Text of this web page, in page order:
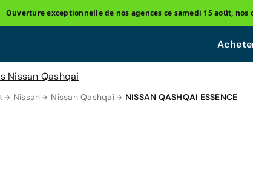
Ouverture exceptionnelle de nos agences ce samedi 15 août,
Nissan Qashqai
Nissan Nissan Qashqai NISSAN QASHQAI ESSENCE